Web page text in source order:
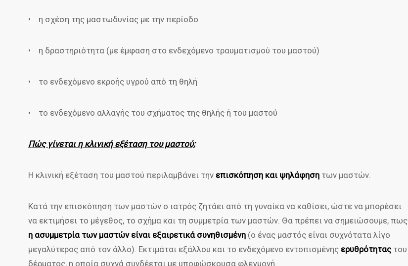
• η σχέση της μαστωδυνίας με την περίοδο
• η δραστηριότητα (με έμφαση στο ενδεχόμενο τραυματισμού του μαστού)
• το ενδεχόμενο εκροής υγρού από τη θηλή
• το ενδεχόμενο αλλαγής του σχήματος της θηλής ή του μαστού
Πώς γίνεται η κλινική εξέταση του μαστού;
Η κλινική εξέταση του μαστού περιλαμβάνει την επισκόπηση και ψηλάφηση των μαστών.
Κατά την επισκόπηση των μαστών ο ιατρός ζητάει από τη γυναίκα να καθίσει, ώστε να μπορέσει
να εκτιμήσει το μέγεθος, το σχήμα και τη συμμετρία των μαστών. Θα πρέπει να σημειώσουμε, πως
η ασυμμετρία των μαστών είναι εξαιρετικά συνηθισμένη (ο ένας μαστός είναι συχνότατα λίγο
μεγαλύτερος από τον άλλο). Εκτιμάται εξάλλου και το ενδεχόμενο εντοπισμένης ερυθρότηταςτου
δέρματος, η οποία συχνά συνδέεται με υποφώσκουσα φλεγμονή.